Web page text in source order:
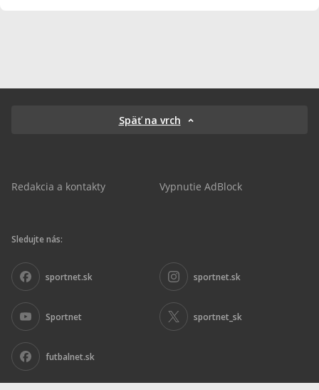
Späť na vrch
Redakcia a kontakty Vypnutie AdBlock
Sledujte nás:
sportnet.sk sportnet.sk
Sportnet sportnet_sk
futbalnet.sk